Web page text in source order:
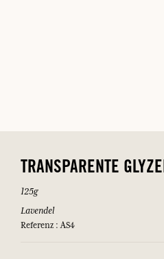
TRANSPARENTE
125g
Lavendel
Referenz : AS4